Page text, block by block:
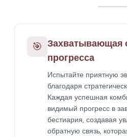
🎯 Захватывающая
прогресса
Испытайте приятную
благодаря
Каждая успешная
видимый прогресс в
бестиария, создавая
обратную связь,